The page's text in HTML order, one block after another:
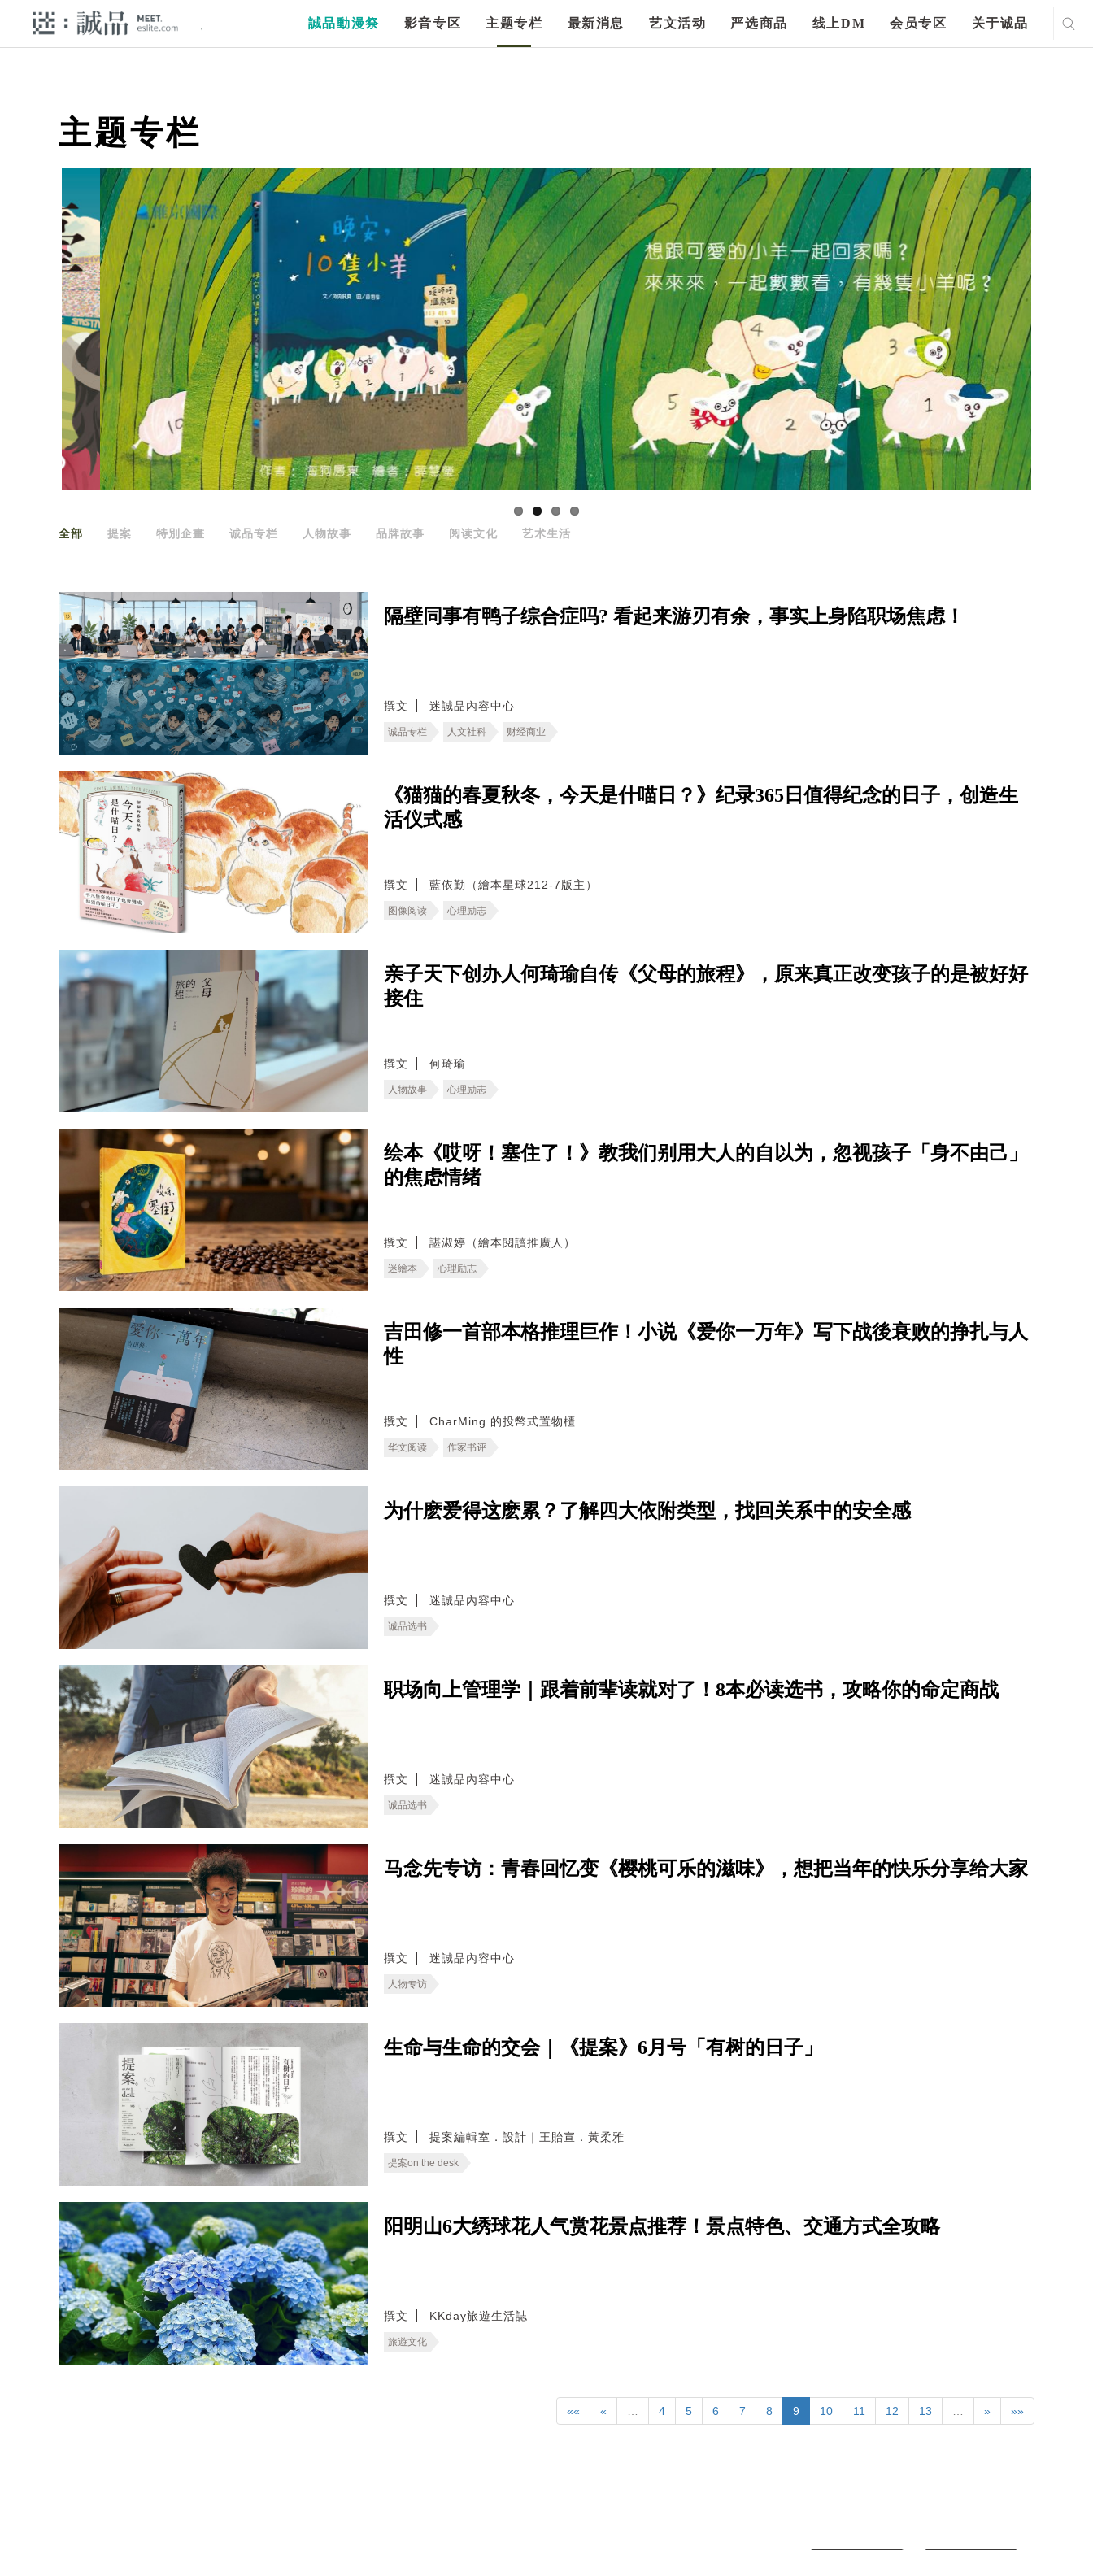
誠品動漫祭 影音专区 主题专栏 最新消息 艺文活动 严选商品 线上DM 会员专区 关于诚品
主题专栏
全部 提案 特別企畫 诚品专栏 人物故事 品牌故事 阅读文化 艺术生活
隔壁同事有鸭子综合症吗? 看起来游刃有余，事实上身陷职场焦虑！
撰文 迷誠品內容中心
诚品专栏 人文社科 财经商业
《猫猫的春夏秋冬，今天是什喵日？》纪录365日值得纪念的日子，创造生
活仪式感
撰文 藍依勤（繪本星球212-7版主）
图像阅读 心理励志
亲子天下创办人何琦瑜自传《父母的旅程》，原来真正改变孩子的是被好好
接住
撰文 何琦瑜
人物故事 心理励志
绘本《哎呀！塞住了！》教我们别用大人的自以为，忽视孩子「身不由己」
的焦虑情绪
撰文 諶淑婷（繪本閱讀推廣人）
迷繪本 心理励志
吉田修一首部本格推理巨作！小说《爱你一万年》写下战後衰败的挣扎与人
性
撰文 CharMing 的投幣式置物櫃
华文阅读 作家书评
为什麽爱得这麽累？了解四大依附类型，找回关系中的安全感
撰文 迷誠品內容中心
诚品选书
职场向上管理学｜跟着前辈读就对了！8本必读选书，攻略你的命定商战
撰文 迷誠品內容中心
诚品选书
马念先专访：青春回忆变《樱桃可乐的滋味》，想把当年的快乐分享给大家
撰文 迷誠品內容中心
人物专访
生命与生命的交会｜《提案》6月号「有树的日子」
撰文 提案編輯室．設計｜王貽宣．黃柔雅
提案on the desk
阳明山6大绣球花人气赏花景点推荐！景点特色、交通方式全攻略
撰文 KKday旅遊生活誌
旅遊文化
«« « … 4 5 6 7 8 9 10 11 12 13 … » »»